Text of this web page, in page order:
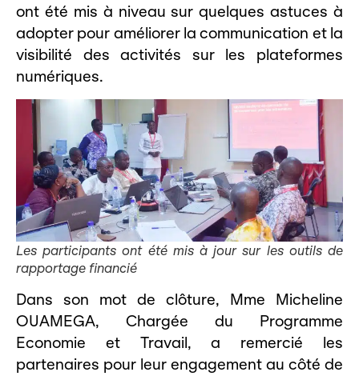
ont été mis à niveau sur quelques astuces à
adopter pour améliorer la communication et la
visibilité des activités sur les plateformes
numériques.
Les participants ont été mis à jour sur les outils de
rapportage financié
Dans son mot de clôture, Mme Micheline
OUAMEGA, Chargée du Programme
Economie et Travail, a remercié les
partenaires pour leur engagement au côté de